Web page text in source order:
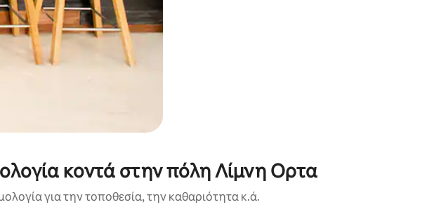
κοντά στην πόλη Λίμνη Ορτα
για την τοποθεσία, την καθαριότητα κ.ά.